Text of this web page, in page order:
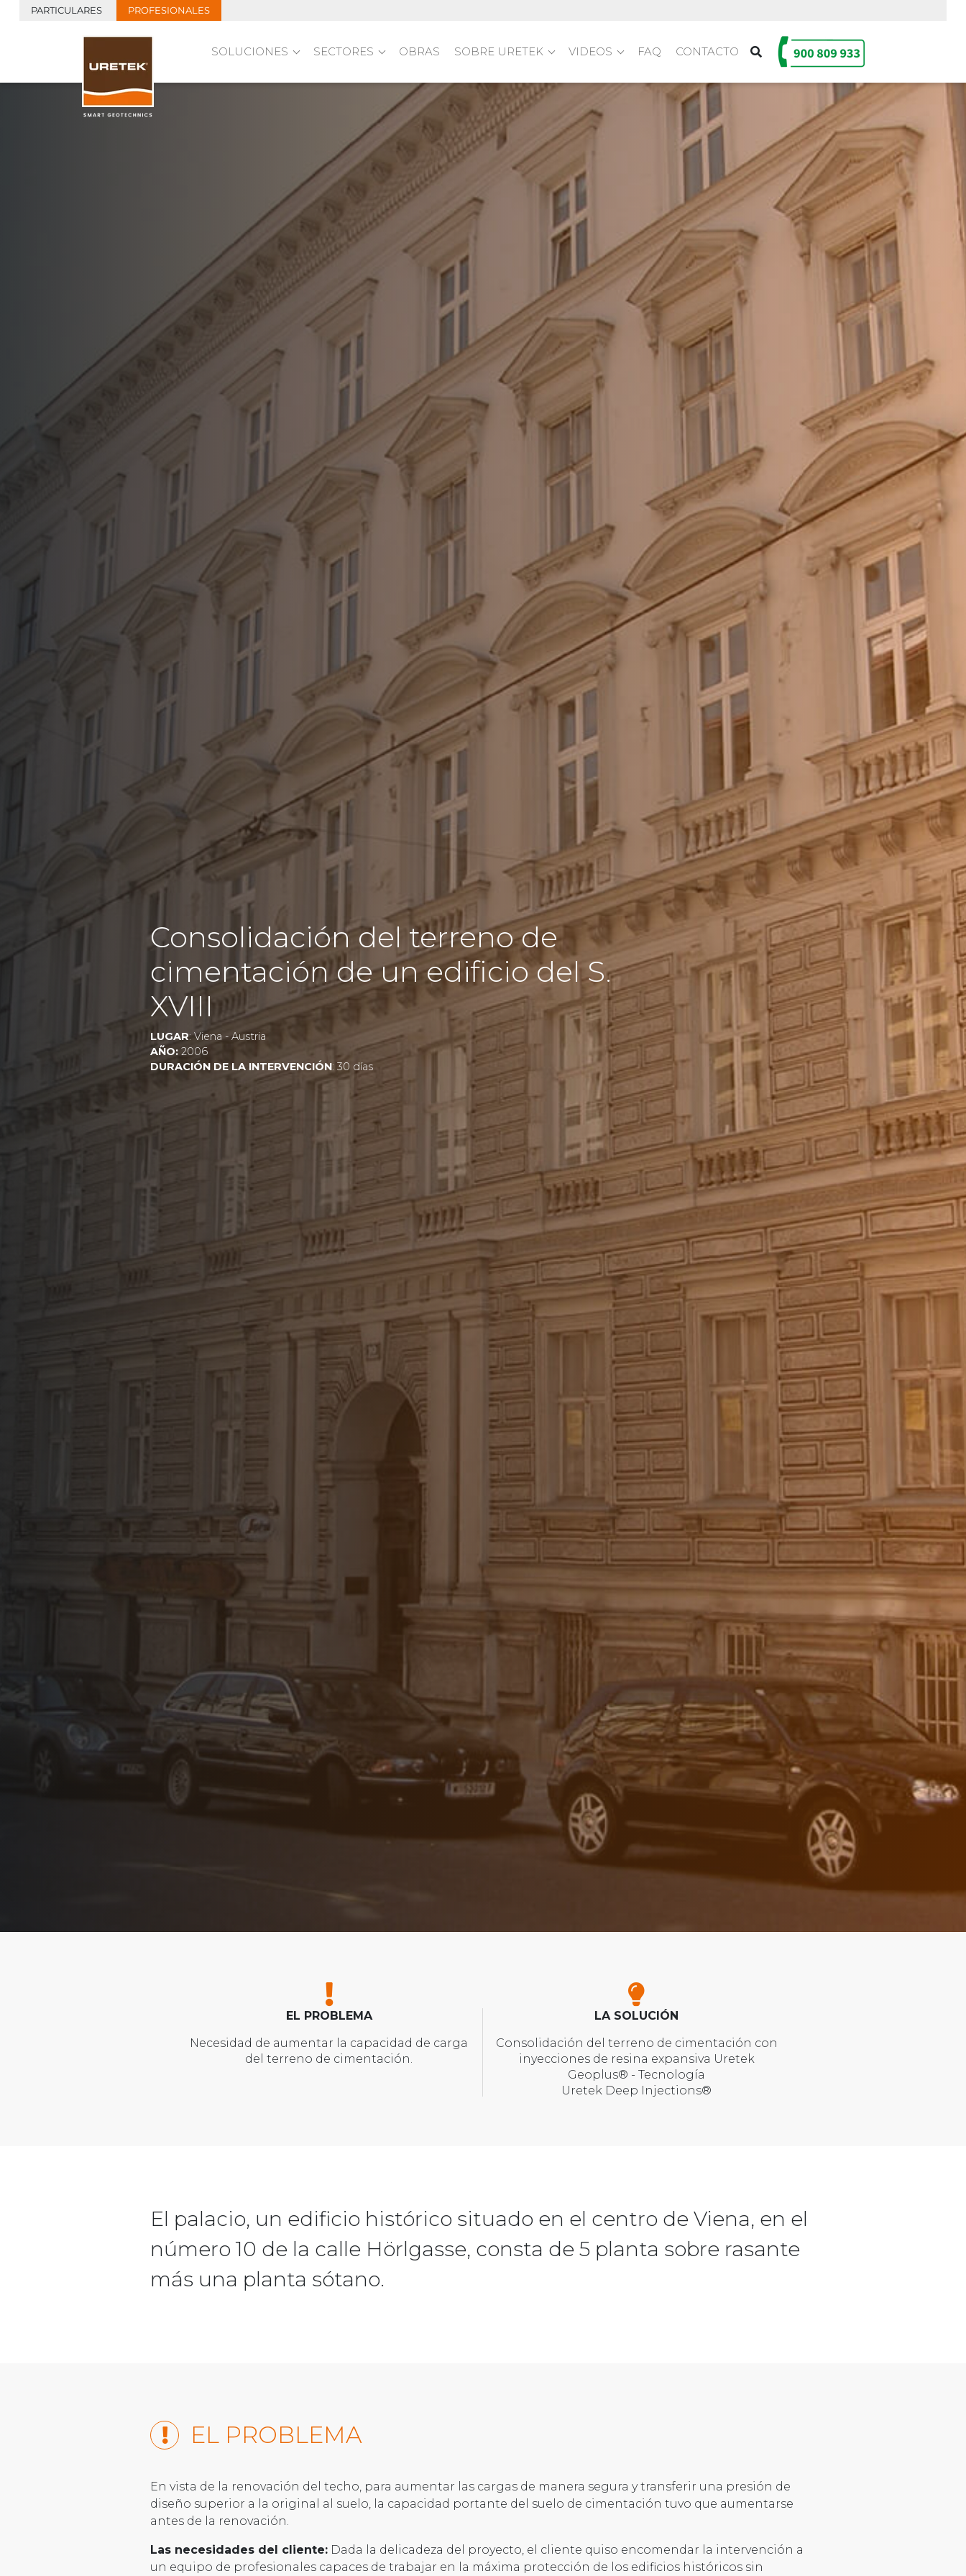
PARTICULARES PROFESIONALES
SOLUCIONES SECTORES OBRAS SOBRE URETEK VIDEOS FAQ CONTACTO
Consolidación del terreno de
cimentación de un edificio del S.
XVIII
LUGAR: Viena - Austria
AÑO: 2006
DURACIÓN DE LA INTERVENCIÓN: 30 días
EL PROBLEMA
Necesidad de aumentar la capacidad de carga
del terreno de cimentación.
LA SOLUCIÓN
Consolidación del terreno de cimentación con
inyecciones de resina expansiva Uretek
Geoplus® - Tecnología
Uretek Deep Injections®
El palacio, un edificio histórico situado en el centro de Viena, en el
número 10 de la calle Hörlgasse, consta de 5 planta sobre rasante
más una planta sótano.
EL PROBLEMA
En vista de la renovación del techo, para aumentar las cargas de manera segura y transferir una presión de
diseño superior a la original al suelo, la capacidad portante del suelo de cimentación tuvo que aumentarse
antes de la renovación.
Las necesidades del cliente: Dada la delicadeza del proyecto, el cliente quiso encomendar la intervención a
un equipo de profesionales capaces de trabajar en la máxima protección de los edificios históricos sin